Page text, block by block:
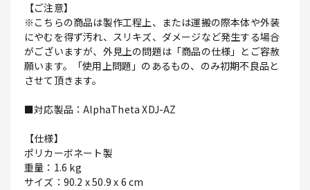
【ご注意】
※こちらの商品は製作工程上、または運搬の際本体や外装
にやむを得ず汚れ、スリキズ、ダメージなど発生する場合
がございますが、外見上の問題は「商品の仕様」とご容赦
願います。「使用上問題」のあるもの、のみ初期不良品と
させて頂きます。
■対応製品：AlphaTheta XDJ-AZ
【仕様】
ポリカーボネート製
重量：1.6 kg
サイズ：90.2 x 50.9 x 6 cm